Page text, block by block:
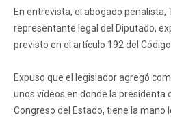
En entrevista, el abogado penalista,
representante legal del Diputado,
previsto en el artículo 192 del Código
Expuso que el legislador agregó
unos vídeos en donde la presidenta
Congreso del Estado, tiene la mano